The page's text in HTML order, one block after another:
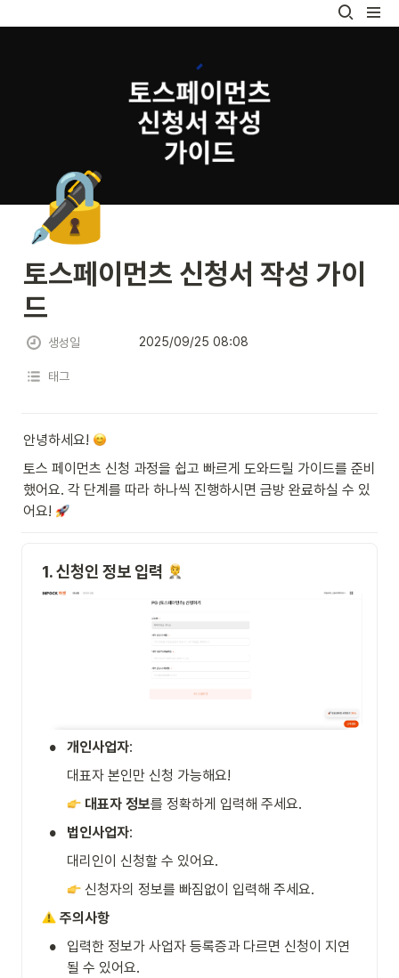
🔏
토스페이먼츠 신청서 작성 가이
드
생성일 2025/09/25 08:08
태그
안녕하세요!
토스 페이먼츠 신청 과정을 쉽고 빠르게 도와드릴 가이드를 준비
했어요. 각 단계를 따라 하나씩 진행하시면 금방 완료하실 수 있
어요!
1. 신청인 정보 입력
• 개인사업자:
대표자 본인만 신청 가능해요!
대표자 정보를 정확하게 입력해 주세요.
• 법인사업자:
대리인이 신청할 수 있어요.
신청자의 정보를 빠짐없이 입력해 주세요.
주의사항
•
입력한 정보가 사업자 등록증과 다르면 신청이 지연
될 수 있어요.